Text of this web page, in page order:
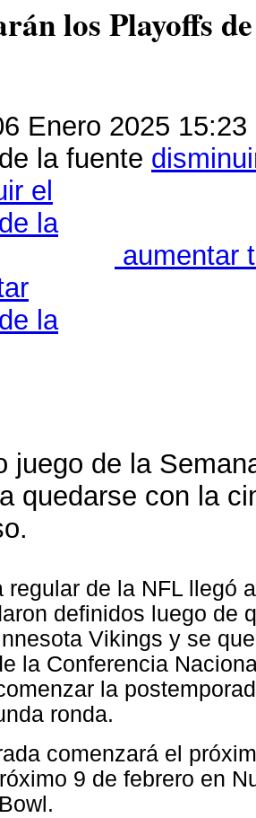
los Playoffs
Enero 2025 15:23
la fuente
aumentar
juego de la
quedarse con la
regular de la NFL llegó
definidos luego de
Vikings y se
la Conferencia
la
ronda.
comenzará el
9 de febrero en